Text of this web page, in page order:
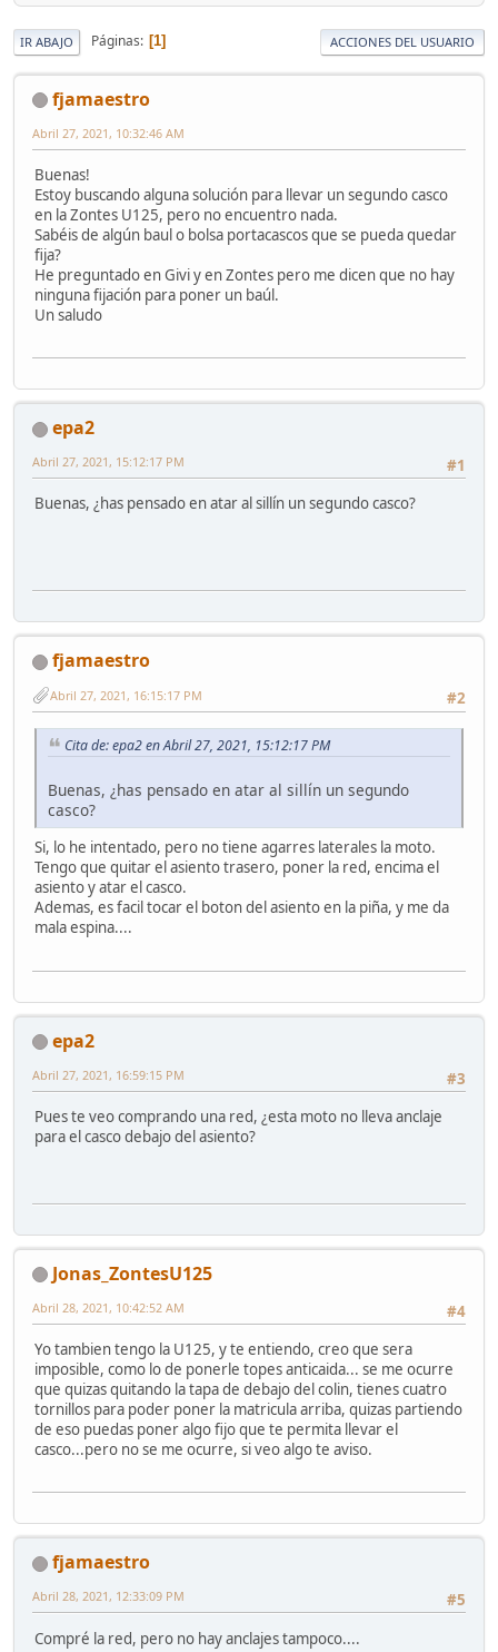
IR ABAJO Páginas 1 ACCIONES DEL USUARIO
fjamaestro
Abril 27, 2021, 10:32:46 AM
Buenas!
Estoy buscando alguna solución para llevar un segundo casco
en la Zontes U125, pero no encuentro nada.
Sabéis de algún baul o bolsa portacascos que se pueda quedar
fija?
He preguntado en Givi y en Zontes pero me dicen que no hay
ninguna fijación para poner un baúl.
Un saludo
epa2
#1
Abril 27, 2021, 15:12:17 PM
Buenas, ¿has pensado en atar al sillín un segundo casco?
fjamaestro
#2
Abril 27, 2021, 16:15:17 PM
Cita de: epa2 en Abril 27, 2021, 15:12:17 PM
Buenas, ¿has pensado en atar al sillín un segundo
casco?
Si, lo he intentado, pero no tiene agarres laterales la moto.
Tengo que quitar el asiento trasero, poner la red, encima el
asiento y atar el casco.
Ademas, es facil tocar el boton del asiento en la piña, y me da
mala espina....
epa2
#3
Abril 27, 2021, 16:59:15 PM
Pues te veo comprando una red, ¿esta moto no lleva anclaje
para el casco debajo del asiento?
Jonas_ZontesU125
#4
Abril 28, 2021, 10:42:52 AM
Yo tambien tengo la U125, y te entiendo, creo que sera
imposible, como lo de ponerle topes anticaida... se me ocurre
que quizas quitando la tapa de debajo del colin, tienes cuatro
tornillos para poder poner la matricula arriba, quizas partiendo
de eso puedas poner algo fijo que te permita llevar el
casco...pero no se me ocurre, si veo algo te aviso.
fjamaestro
#5
Abril 28, 2021, 12:33:09 PM
Compré la red, pero no hay anclajes tampoco....